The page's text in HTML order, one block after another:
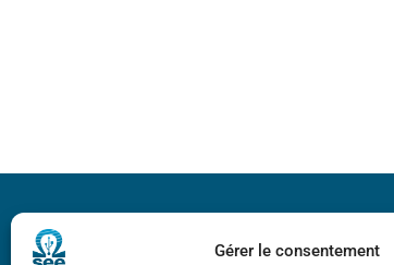
Gérer le consentement
Ampère